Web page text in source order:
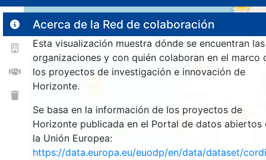
Acerca de la Red de colaboración
Esta visualización muestra dónde se encuentran las
organizaciones y con quién colaboran en el marco
los proyectos de investigación e innovación de
Horizonte.
Se basa en la información de los proyectos de
Horizonte publicada en el Portal de datos abiertos
la Unión Europea:
https://data.europa.eu/euodp/en/data/dataset/
9
166
263 1543